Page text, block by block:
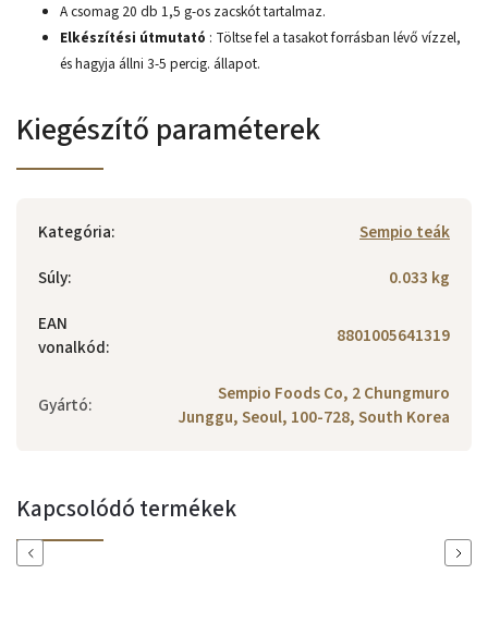
A csomag 20 db 1,5 g-os zacskót tartalmaz.
Elkészítési útmutató : Töltse fel a tasakot forrásban lévő vízzel,
és hagyja állni 3-5 percig. állapot.
Kiegészítő paraméterek
Kategória:
Sempio teák
Súly:
0.033 kg
EAN
vonalkód: 8801005641319
Gyártó:
Sempio Foods Co, 2 Chungmuro
Junggu, Seoul, 100-728, South Korea
Kapcsolódó termékek
Previous Next